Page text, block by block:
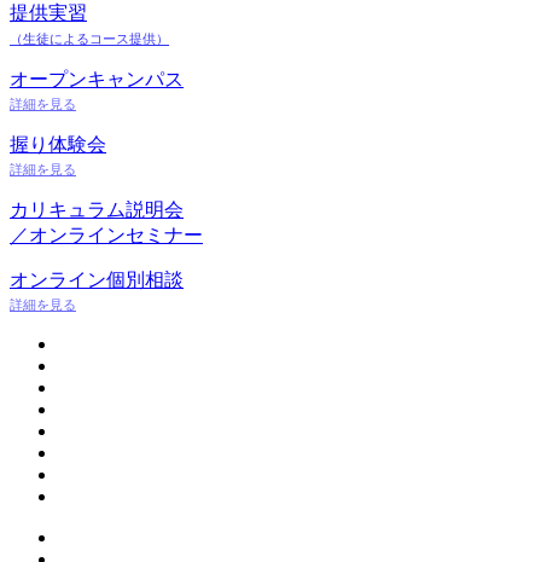
提供実習
（生徒によるコース提供）
オープンキャンパス
詳細を見る
握り体験会
詳細を見る
カリキュラム説明会
／オンラインセミナー
オンライン個別相談
詳細を見る